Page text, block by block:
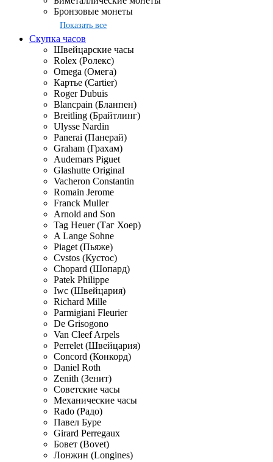
Бронзовые монеты
Показать все
Скупка часов
Швейцарские часы
Rolex (Ролекс)
Omega (Омега)
Картье (Cartier)
Roger Dubuis
Blancpain (Бланпен)
Breitling (Брайтлинг)
Ulysse Nardin
Panerai (Панерай)
Graham (Грахам)
Audemars Piguet
Glashutte Original
Vacheron Constantin
Romain Jerome
Franck Muller
Arnold and Son
Tag Heuer (Таг Хоер)
A Lange Sohne
Piaget (Пьяже)
Cvstos (Кустос)
Chopard (Шопард)
Patek Philippe
Iwc (Швейцария)
Richard Mille
Parmigiani Fleurier
De Grisogono
Van Cleef Arpels
Perrelet (Швейцария)
Concord (Конкорд)
Daniel Roth
Zenith (Зенит)
Советские часы
Механические часы
Rado (Радо)
Павел Буре
Girard Perregaux
Бовет (Bovet)
Лонжин (Longines)